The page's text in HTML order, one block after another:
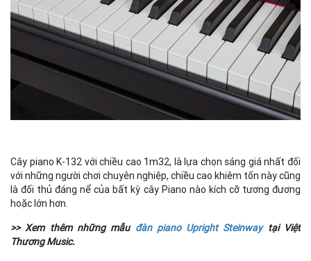
Cây piano K-132 với chiều cao 1m32, là lựa chọn sáng giá nhất đối
với những người chơi chuyên nghiệp, chiều cao khiêm tốn này cũng
là đối thủ đáng nể của bất kỳ cây Piano nào kích cỡ tương đương
hoặc lớn hơn.
>> Xem thêm những mẫu đàn piano Upright Steinwaytại Việt
Thương Music.